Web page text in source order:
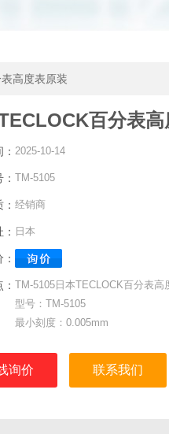
高度表原装
百分表
2025-10-14
TM-5105
经销商
日本
TM-5105日本TECLOCK百分表高
型号：TM-5105
最小刻度：0.005mm
显示误差（1/2圈）：±8um
询价 联系我们